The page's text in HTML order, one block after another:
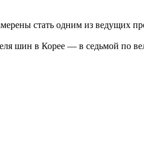
стать одним из ведущих
шин в Корее — в седьмой по